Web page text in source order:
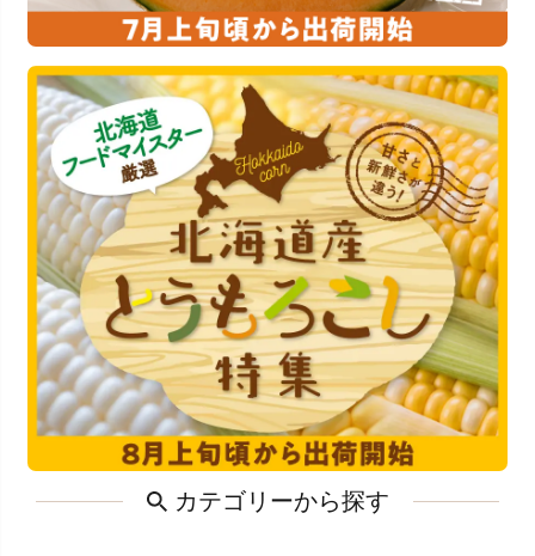
カテゴリーから探す